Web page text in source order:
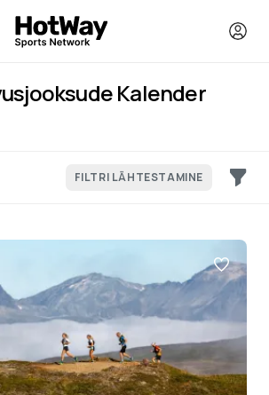
Kalender
FILTRI LÄHTESTAMINE